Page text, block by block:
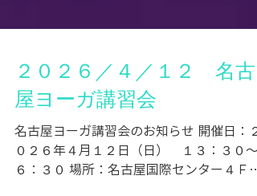
２０２６／４／１２ 名古
屋ヨーガ講習会